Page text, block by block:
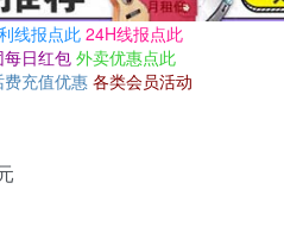
线报点此 24H线报点此
每日红包外卖优惠点此
费充值优惠 各类会员活动